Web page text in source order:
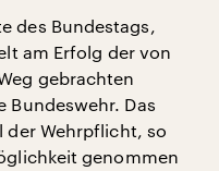
des Bundestags,
am Erfolg der von
gebrachten
Bundeswehr. Das
der Wehrpflicht, so
genommen